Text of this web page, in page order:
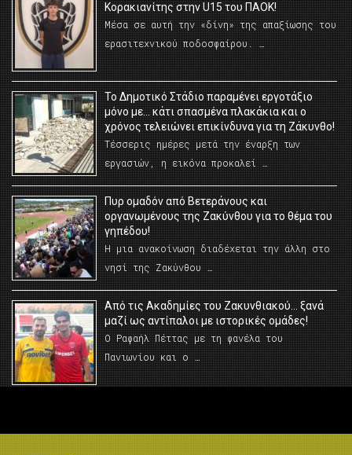
Κορακιανίτης στην U15 του ΠΑΟΚ!
Μέσα σε αυτή την «δίνη» της απαξίωσης του
ερασιτεχνικού ποδοσφαίρου. …
Το Δημοτικό Στάδιο παραμένει εργοτάξιο
μόνο με… κάτι σπασμένα πλακάκια και ο
χρόνος τελειώνει επικίνδυνα για τη Ζάκυνθο!
Τέσσερις ημέρες μετά την έναρξη των
εργασιών, η εικόνα προκαλεί …
Πυρ ομαδόν από Βετεράνους και
οργανωμένους της Ζακύνθου για το θέμα του
γηπέδου!
Η μια ανακοίνωση διαδέχεται την άλλη στο
νησί της Ζακύνθου …
Από τις Ακαδημίες του Ζακυνθιακού… ξανά
μαζί ως αντίπαλοι με ιστορικές ομάδες!
Ο Ραφαήλ Πέττας με τη φανέλα του
Πανιωνίου και ο …